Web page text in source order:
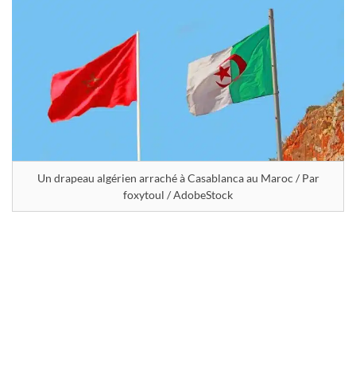
Un drapeau algérien arraché à Casablanca au Maroc / Par
foxytoul / AdobeStock